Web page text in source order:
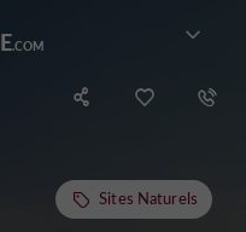
Sites Naturels